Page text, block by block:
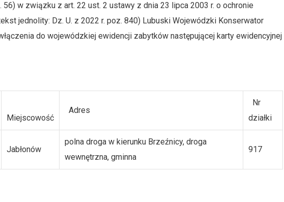
w związku z art. 22 ust. 2 ustawy z dnia 23 lipca 2003 r. o ochronie
jednolity: Dz. U. z 2022 r. poz. 840) Lubuski Wojewódzki Konserwator
do wojewódzkiej ewidencji zabytków następującej karty ewidencyjnej
Miejscowość
Adres
Nr
działki
Jabłonów
polna droga w kierunku Brzeźnicy, droga
wewnętrzna, gminna
917